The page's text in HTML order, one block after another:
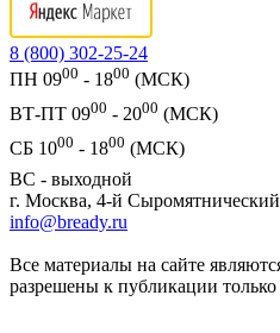
8 (800) 302-25-24
ПН 0900 - 1800 (МСК)
ВТ-ПТ 0900 - 2000 (МСК)
СБ 1000 - 1800 (МСК)
ВС - выходной
г. Москва, 4-й Сыромятнический
info@bready.ru
Все материалы на сайте
разрешены к публикации